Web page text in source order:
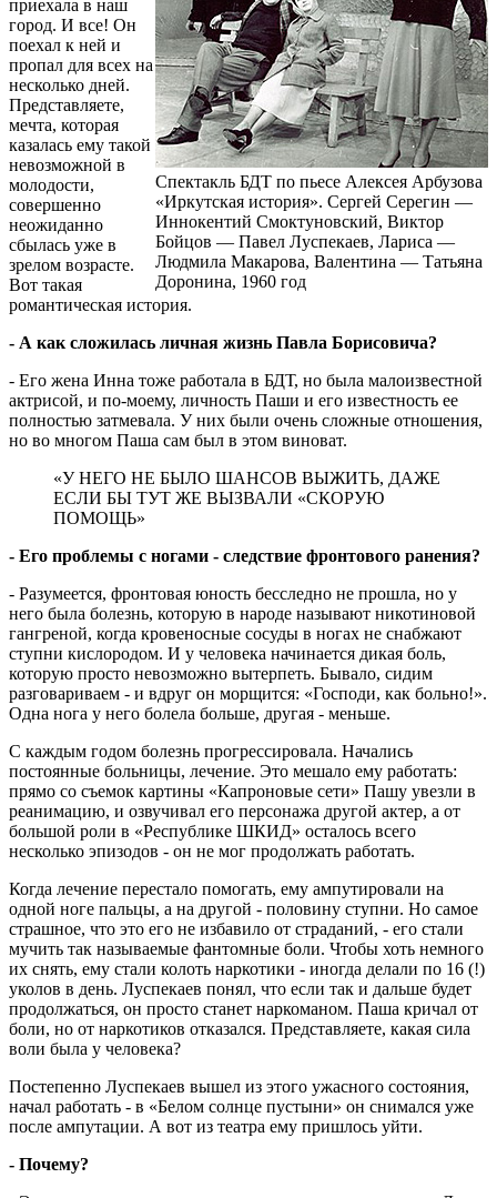
Спектакль БДТ по пьесе Алексея Арбузова
«Иркутская история». Сергей Серегин —
Иннокентий Смоктуновский, Виктор
Бойцов — Павел Луспекаев, Лариса —
Людмила Макарова, Валентина — Татьяна
Доронина, 1960 год
приехала в наш
город. И все! Он
поехал к ней и
пропал для всех на
несколько дней.
Представляете,
мечта, которая
казалась ему такой
невозможной в
молодости,
совершенно
неожиданно
сбылась уже в
зрелом возрасте.
Вот такая
романтическая история.
- А как сложилась личная жизнь Павла Борисовича?
- Его жена Инна тоже работала в БДТ, но была малоизвестной
актрисой, и по-моему, личность Паши и его известность ее
полностью затмевала. У них были очень сложные отношения,
но во многом Паша сам был в этом виноват.
«У НЕГО НЕ БЫЛО ШАНСОВ ВЫЖИТЬ, ДАЖЕ
ЕСЛИ БЫ ТУТ ЖЕ ВЫЗВАЛИ «СКОРУЮ
ПОМОЩЬ»
- Его проблемы с ногами - следствие фронтового ранения?
- Разумеется, фронтовая юность бесследно не прошла, но у
него была болезнь, которую в народе называют никотиновой
гангреной, когда кровеносные сосуды в ногах не снабжают
ступни кислородом. И у человека начинается дикая боль,
которую просто невозможно вытерпеть. Бывало, сидим
разговариваем - и вдруг он морщится: «Господи, как больно!».
Одна нога у него болела больше, другая - меньше.
С каждым годом болезнь прогрессировала. Начались
постоянные больницы, лечение. Это мешало ему работать:
прямо со съемок картины «Капроновые сети» Пашу увезли в
реанимацию, и озвучивал его персонажа другой актер, а от
большой роли в «Республике ШКИД» осталось всего
несколько эпизодов - он не мог продолжать работать.
Когда лечение перестало помогать, ему ампутировали на
одной ноге пальцы, а на другой - половину ступни. Но самое
страшное, что это его не избавило от страданий, - его стали
мучить так называемые фантомные боли. Чтобы хоть немного
их снять, ему стали колоть наркотики - иногда делали по 16 (!)
уколов в день. Луспекаев понял, что если так и дальше будет
продолжаться, он просто станет наркоманом. Паша кричал от
боли, но от наркотиков отказался. Представляете, какая сила
воли была у человека?
Постепенно Луспекаев вышел из этого ужасного состояния,
начал работать - в «Белом солнце пустыни» он снимался уже
после ампутации. А вот из театра ему пришлось уйти.
- Почему?